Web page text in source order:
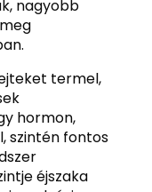
nagyobb
termel,
hormon,
szintén fontos
éjszaka